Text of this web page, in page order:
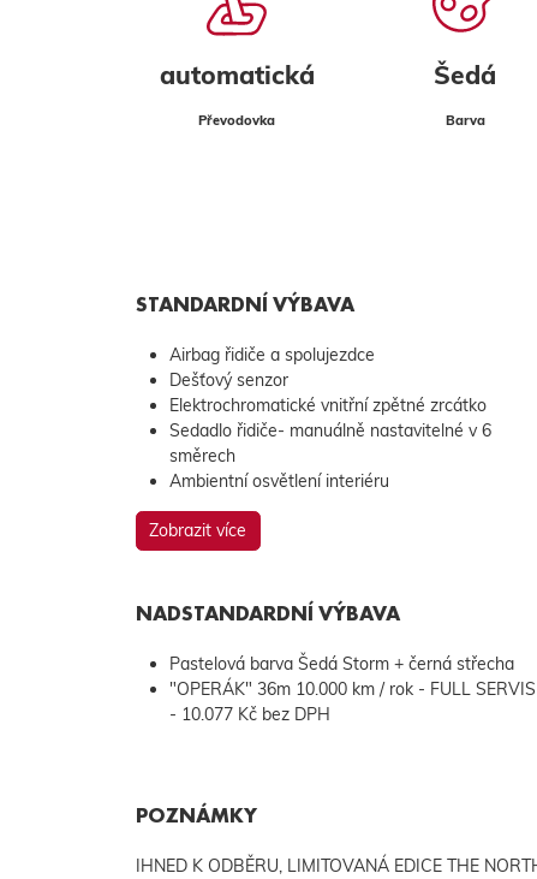
automatická
Převodovka
Šedá
Barva
STANDARDNÍ VÝBAVA
Airbag řidiče a spolujezdce
Dešťový senzor
Elektrochromatické vnitřní zpětné zrcátko
Sedadlo řidiče- manuálně nastavitelné v 6
směrech
Ambientní osvětlení interiéru
Zobrazit více
NADSTANDARDNÍ VÝBAVA
Pastelová barva Šedá Storm + černá střecha
"OPERÁK" 36m 10.000 km / rok - FULL SERVIS
- 10.077 Kč bez DPH
POZNÁMKY
IHNED K ODBĚRU, LIMITOVANÁ EDICE THE